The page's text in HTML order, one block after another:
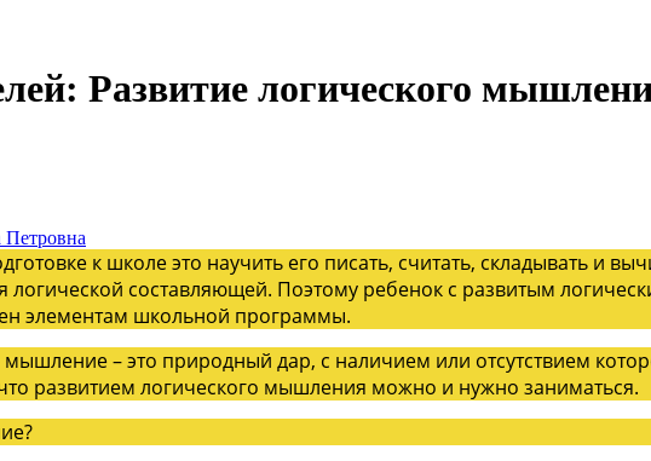
Развитие логического
Петровна
к школе это научить его писать, считать, складывать и
составляющей. Поэтому ребенок с развитым
элементам школьной программы.
– это природный дар, с наличием или отсутствием
развитием логического мышления можно и нужно заниматься.